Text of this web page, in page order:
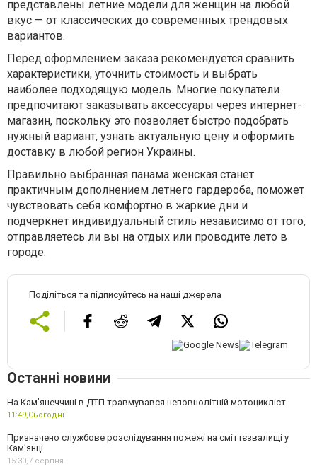
представлены летние модели для женщин на любой
вкус — от классических до современных трендовых
вариантов.
Перед оформлением заказа рекомендуется сравнить
характеристики, уточнить стоимость и выбрать
наиболее подходящую модель. Многие покупатели
предпочитают заказывать аксессуары через интернет-
магазин, поскольку это позволяет быстро подобрать
нужный вариант, узнать актуальную цену и оформить
доставку в любой регион Украины.
Правильно выбранная панама женская станет
практичным дополнением летнего гардероба, поможет
чувствовать себя комфортно в жаркие дни и
подчеркнет индивидуальный стиль независимо от того,
отправляетесь ли вы на отдых или проводите лето в
городе.
Поділіться та підписуйтесь на наші джерела
Останні новини
На Кам’янеччині в ДТП травмувався неповнолітній мотоцикліст
11:49,Сьогодні
Призначено службове розслідування пожежі на сміттєзвалищі у
Кам’янці
15:30,7 серпня